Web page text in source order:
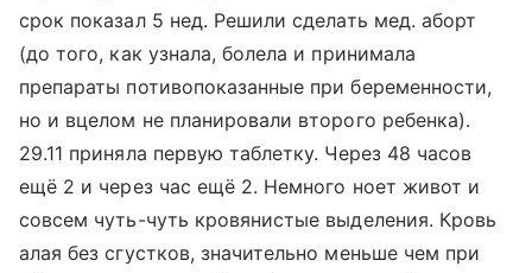
срок показал 5 нед. Решили сделать мед. аборт
(до того, как узнала, болела и принимала
препараты потивопоказанные при беременности,
но и вцелом не планировали второго ребенка).
29.11 приняла первую таблетку. Через 48 часов
ещё 2 и через час ещё 2. Немного ноет живот и
совсем чуть-чуть кровянистые выделения. Кровь
алая без сгустков, значительно меньше чем при